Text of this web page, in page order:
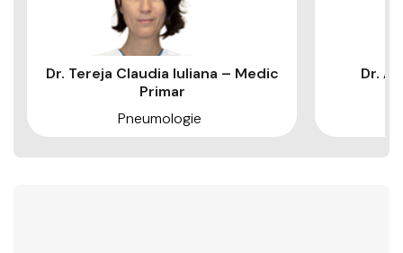
Dr. Tereja Claudia Iuliana – Medic
Primar
Pneumologie
Dr.